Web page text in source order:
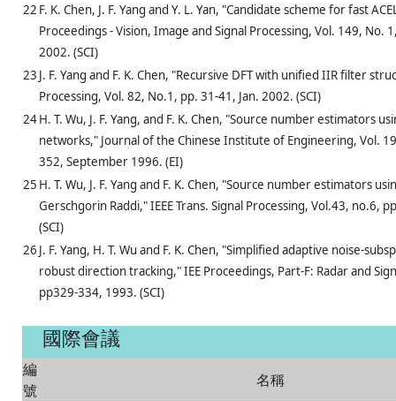
22 F. K. Chen, J. F. Yang and Y. L. Yan, "Candidate scheme for fast
Proceedings - Vision, Image and Signal Processing, Vol. 149, No.
2002. (SCI)
23 J. F. Yang and F. K. Chen, "Recursive DFT with unified IIR filter
Processing, Vol. 82, No.1, pp. 31-41, Jan. 2002. (SCI)
24H. T. Wu, J. F. Yang, and F. K. Chen, "Source number estimators
networks," Journal of the Chinese Institute of Engineering, Vol.
352, September 1996. (EI)
25 H. T. Wu, J. F. Yang and F. K. Chen, "Source number estimators
Gerschgorin Raddi," IEEE Trans. Signal Processing, Vol.43, no.6,
(SCI)
26 J. F. Yang, H. T. Wu and F. K. Chen, "Simplified adaptive noise-
robust direction tracking," IEE Proceedings, Part-F: Radar and
pp329-334, 1993. (SCI)
國際會議
編
號
名稱